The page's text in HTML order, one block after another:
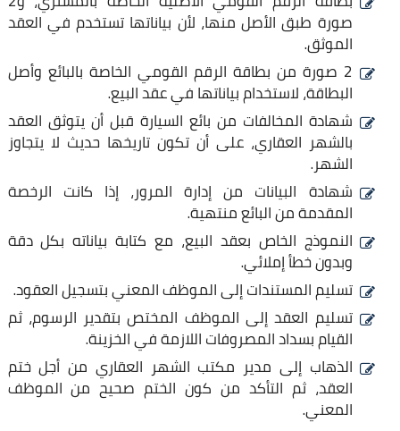
صورة طبق الأصل منها، لأن بياناتها تستخدم في العقد
الموثق.
2 صورة من بطاقة الرقم القومي الخاصة بالبائع وأصل
البطاقة، لاستخدام بياناتها في عقد البيع.
شهادة المخالفات من بائع السيارة قبل أن يتوثق العقد
بالشهر العقاري، على أن تكون تاريخها حديث لا يتجاوز
الشهر.
شهادة البيانات من إدارة المرور، إذا كانت الرخصة
المقدمة من البائع منتهية.
النموذج الخاص بعقد البيع، مع كتابة بياناته بكل دقة
وبدون خطأ إملائي.
تسليم المستندات إلى الموظف المعني بتسجيل العقود.
تسليم العقد إلى الموظف المختص بتقدير الرسوم، ثم
القيام بسداد المصروفات اللازمة في الخزينة.
الذهاب إلى مدير مكتب الشهر العقاري من أجل ختم
العقد، ثم التأكد من كون الختم صحيح من الموظف
المعني.